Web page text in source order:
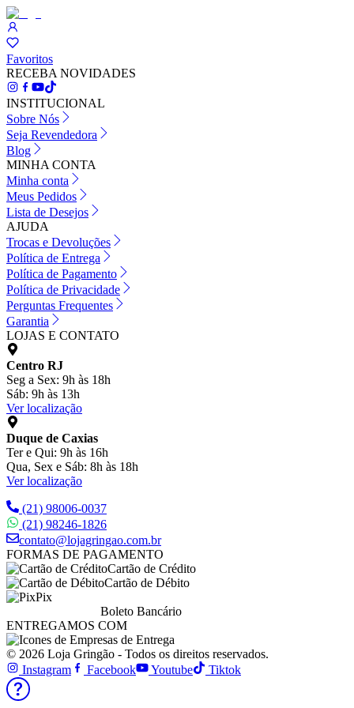
Favoritos
RECEBA NOVIDADES
INSTITUCIONAL
Sobre Nós
Seja Revendedora
Blog
MINHA CONTA
Minha conta
Meus Pedidos
Lista de Desejos
AJUDA
Trocas e Devoluções
Política de Entrega
Política de Pagamento
Política de Privacidade
Perguntas Frequentes
Garantia
LOJAS E CONTATO
Centro RJ
Seg a Sex: 9h às 18h
Sáb: 9h às 13h
Ver localização
Duque de Caxias
Ter e Qui: 9h às 16h
Qua, Sex e Sáb: 8h às 18h
Ver localização
(21) 98006-0037
(21) 98246-1826
contato@lojagringao.com.br
FORMAS DE PAGAMENTO
Cartão de Crédito
Cartão de Débito
Pix
Boleto Bancário
ENTREGAMOS COM
© 2026 Loja Gringão - Todos os direitos reservados.
Instagram
Facebook Youtube Tiktok